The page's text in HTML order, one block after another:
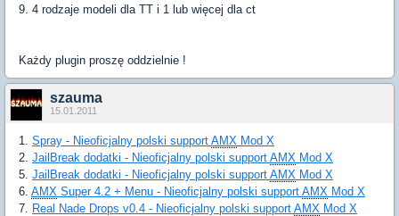
9. 4 rodzaje modeli dla TT i 1 lub więcej dla ct
Każdy plugin proszę oddzielnie !
szauma
15.01.2011
1. Spray - Nieoficjalny polski support AMX Mod X
2. JailBreak dodatki - Nieoficjalny polski support AMX Mod X
5. JailBreak dodatki - Nieoficjalny polski support AMX Mod X
6. AMX Super 4.2 + Menu - Nieoficjalny polski support AMX Mod X
7. Real Nade Drops v0.4 - Nieoficjalny polski support AMX Mod X